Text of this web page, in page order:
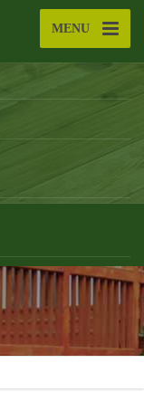
MENU